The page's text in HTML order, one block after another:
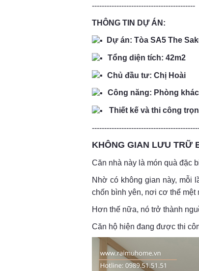
------------------------------------------
THÔNG TIN DỰ ÁN:
Dự án: Tòa SA5 The
Tổng diện tích: 42m2 ​
Chủ đầu tư: Chị Hoài
Công năng: Phòng
Thiết kế và thi công
KHÔNG GIAN LƯU TRỮ
Căn nhà này là món quà đặc
Nhờ có không gian này, mỗi
chốn bình yên, nơi cơ thể
Hơn thế nữa, nó trở thành
Căn hộ hiện đang được thi